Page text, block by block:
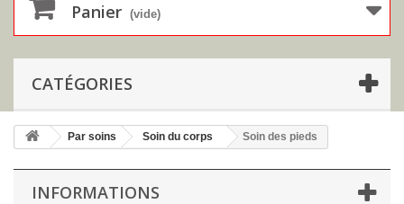
Panier (vide)
CATÉGORIES
Par soins Soin du corps Soin des pieds
INFORMATIONS